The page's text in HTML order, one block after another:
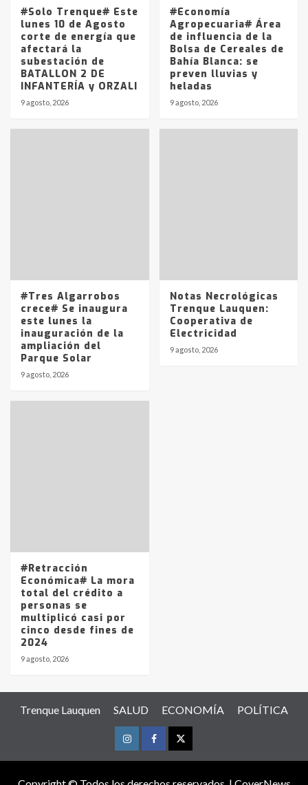
2
14 allanamientos con Gendarmería
en T.Lauquen, Pehuajó y Carlos
Casares
Identidad de los adolescentes
pampeanos que fueron
protagonistas del fatal accidente
#Solo Trenque# Este
lunes 10 de Agosto
corte de energía que
afectará la
subestación de
BATALLON 2 DE
INFANTERÍA y ORZALI
9 agosto, 2026
#Economía
Agropecuaria# Área
de influencia de la
Bolsa de Cereales de
Bahía Blanca: se
preven lluvias y
heladas
9 agosto, 2026
#Tres Algarrobos
crece# Se inaugura
este lunes la
inauguración de la
ampliación del
Parque Solar
9 agosto, 2026
Notas Necrológicas
Trenque Lauquen:
Cooperativa de
Electricidad
9 agosto, 2026
#Retracción
Económica# La mora
total del crédito a
personas se
multiplicó casi por
cinco desde fines de
2024
9 agosto, 2026
Trenque Lauquen SALUD ECONOMÍA POLÍTICA
InstagramFacebookTwitter